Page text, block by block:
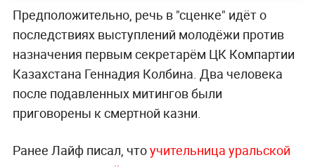
Предположительно, речь в "сценке" идёт о
последствиях выступлений молодёжи против
назначения первым секретарём ЦК Компартии
Казахстана Геннадия Колбина. Два человека
после подавленных митингов были
приговорены к смертной казни.
Ранее Лайф писал, чтоучительница уральской